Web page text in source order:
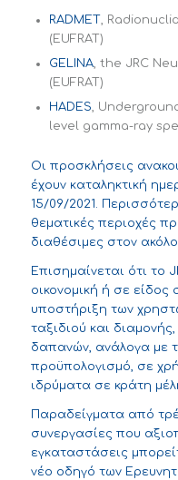
RADMET ,
(EUFRAT)
GELINA, the JRC
(EUFRAT)
HADES,
level gamma-ray
Οι προσκλήσεις
έχουν καταληκτική
15/09/2021.
θεματικές περιοχές
διαθέσιμες στον
Επισημαίνεται ότι το
οικονομική ή σε είδος
υποστήριξη των
ταξιδιού και
δαπανών, ανάλογα με
προϋπολογισμό, σε
ιδρύματα σε κράτη
Παραδείγματα από
συνεργασίες που
εγκαταστάσεις
νέο οδηγό των